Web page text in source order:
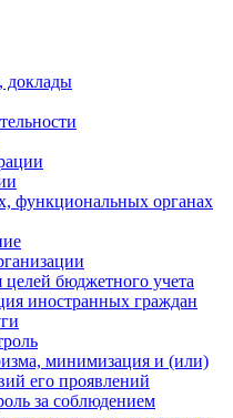
доклады
функциональных органах
бюджетного учета
иностранных граждан
минимизация и (или)
его проявлений
за соблюдением